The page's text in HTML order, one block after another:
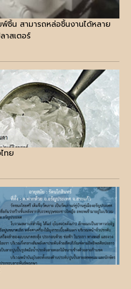
ชิ้น สามารถหล่อชิ้นงานได้หลาย
าสเตอร์
ทย